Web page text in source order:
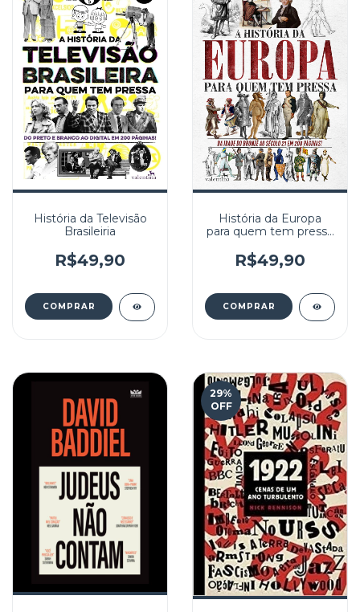
História da Televisão
Brasileiria
R$49,90
História da Europa
para quem tem pressa
R$49,90
29%
OFF